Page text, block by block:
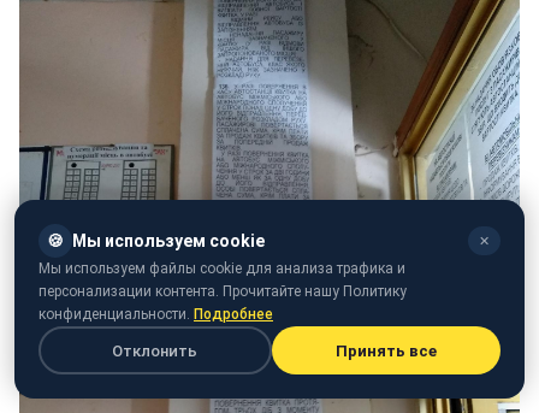
🍪 Мы используем cookie ✕
Мы используем файлы cookie для анализа трафика и
персонализации контента. Прочитайте нашу Политику
конфиденциальности. Подробнее
Отклонить Принять все